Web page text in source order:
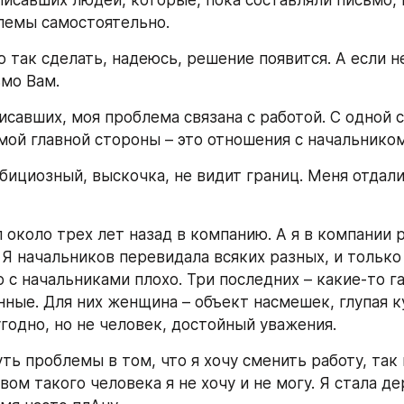
самостоятельно.
сделать, надеюсь, решение появится. А если
Вам.
моя проблема связана с работой. С одной
главной стороны – это отношения с
выскочка, не видит границ. Меня
трех лет назад в компанию. А я в компании
начальников перевидала всяких разных, и
с начальниками плохо. Три последних – какие-то
Для них женщина – объект насмешек, глупая
но не человек, достойный уважения.
проблемы в том, что я хочу сменить работу, так
такого человека я не хочу и не могу. Я стала